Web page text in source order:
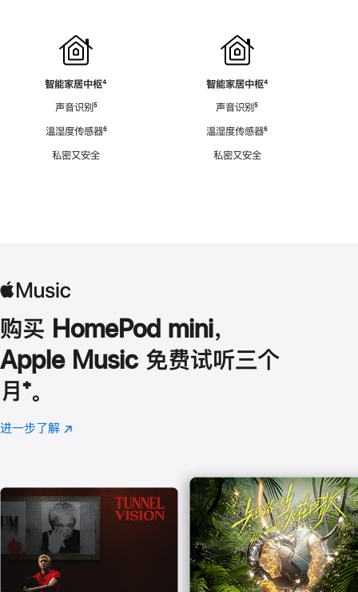
智能家居中枢脚
⁴
声音识别脚
⁵
温湿度传感器脚
⁶
私密又安全
智能家居中枢脚
⁴
声音识别脚
⁵
温湿度传感器脚
⁶
私密又安全
购买 HomePod mini，
Apple Music 免费试听三个
月 脚
注
⁺。
进一步了解 Apple
(在
口
中
打
开)